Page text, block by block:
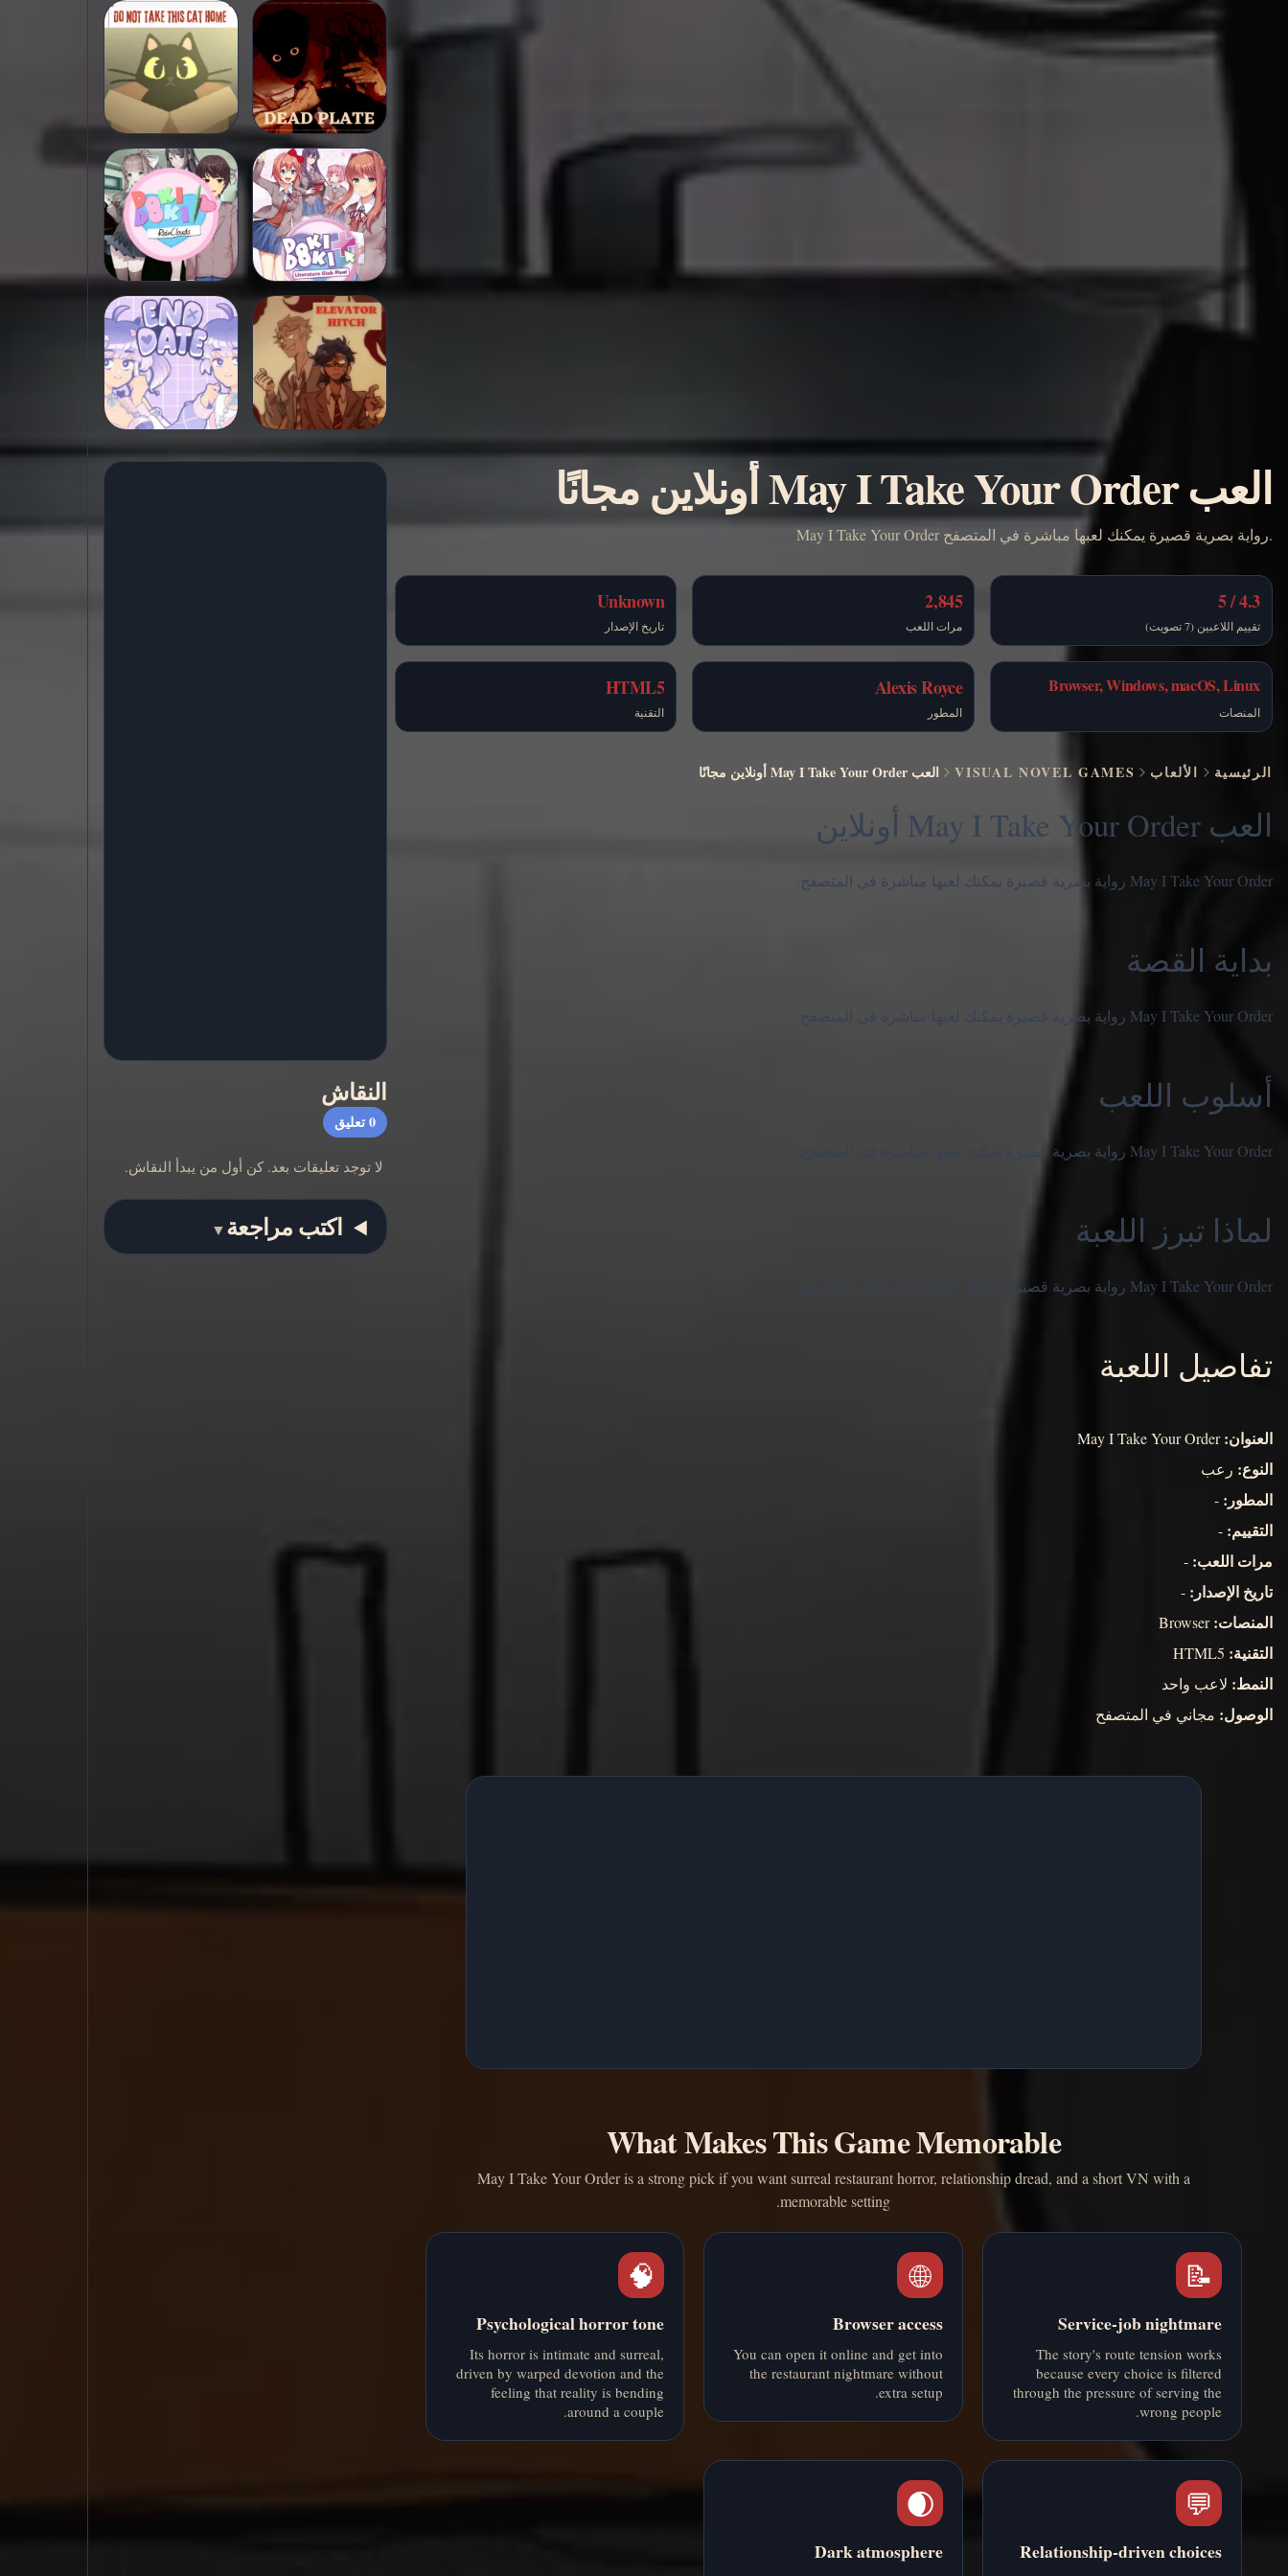
العب May I Take Your Order أونلاين مجانًا
May I Take Your Order رواية بصرية قصيرة يمكنك لعبها مباشرة في المتصفح.
4.3 / 5
تقييم اللاعبين (7 تصويت)
2,845
مرات اللعب
Unknown
تاريخ الإصدار
Browser, Windows, macOS, Linux
المنصات
Alexis Royce
المطور
HTML5
التقنية
الرئيسية الألعاب VISUAL NOVEL GAMES العب May I Take Your Order أونلاين مجانًا
العب May I Take Your Order أونلاين
May I Take Your Order رواية بصرية قصيرة يمكنك لعبها مباشرة في المتصفح.
بداية القصة
May I Take Your Order رواية بصرية قصيرة يمكنك لعبها مباشرة في المتصفح.
أسلوب اللعب
May I Take Your Order رواية بصرية قصيرة يمكنك لعبها مباشرة في المتصفح.
لماذا تبرز اللعبة
May I Take Your Order رواية بصرية قصيرة يمكنك لعبها مباشرة في المتصفح.
تفاصيل اللعبة
العنوان:May I Take Your Order
النوع: رعب
المطور: -
التقييم: -
مرات اللعب: -
تاريخ الإصدار: -
المنصات:Browser
التقنية:
النمط: لاعب واحد
الوصول: مجاني في المتصفح
What Makes This Game Memorable
May I Take Your Order is a strong pick if you want surreal restaurant horror, relationship dread, and a short VN with a
memorable setting.
📝
Service-job nightmare
The story's route tension works
because every choice is filtered
through the pressure of serving the
wrong people.
🌐
Browser access
You can open it online and get into
the restaurant nightmare without
extra setup.
🧠
Psychological horror tone
Its horror is intimate and surreal,
driven by warped devotion and the
feeling that reality is bending
around a couple.
💬
Relationship-driven choices
🌒
Dark atmosphere
النقاش
0 تعليق
لا توجد تعليقات بعد. كن أول من يبدأ النقاش.
اكتب مراجعة▼